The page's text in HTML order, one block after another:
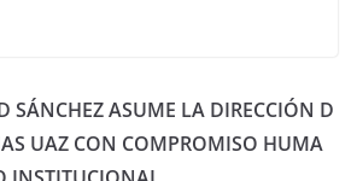
SÁNCHEZ ASUME LA DIRECCIÓN D
UAZ CON COMPROMISO HUMA